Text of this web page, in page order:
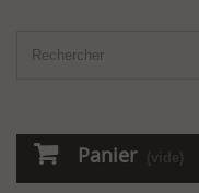
Panier (vide)